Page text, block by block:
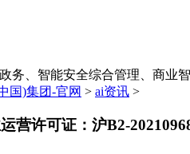
务、智能安全综合管理、商业
国)集团-官网 > ai资讯 >
营许可证：沪B2-